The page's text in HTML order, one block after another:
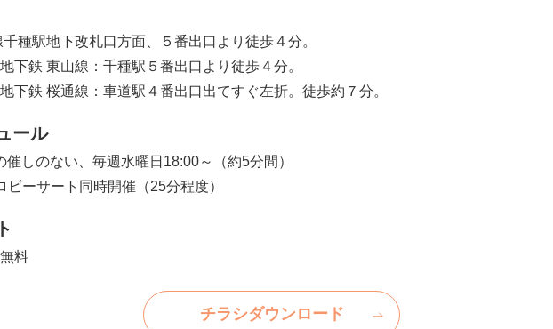
種駅地下改札口方面、５番出口より徒歩４分。
下鉄 東山線：千種駅５番出口より徒歩４分。
下鉄 桜通線：車道駅４番出口出てすぐ左折。徒歩約７分。
ール
催しのない、毎週水曜日18:00～（約5分間）
ーサート同時開催（25分程度）
料
チラシダウンロード